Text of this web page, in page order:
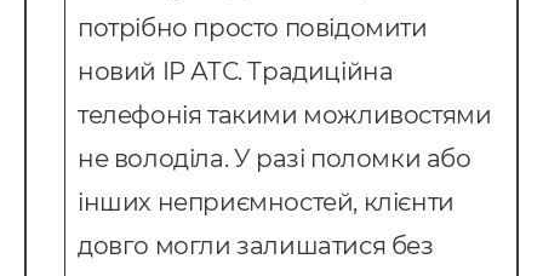
потрібно просто повідомити
новий IP АТС. Традиційна
телефонія такими можливостями
не володіла. У разі поломки або
інших неприємностей, клієнти
довго могли залишатися без